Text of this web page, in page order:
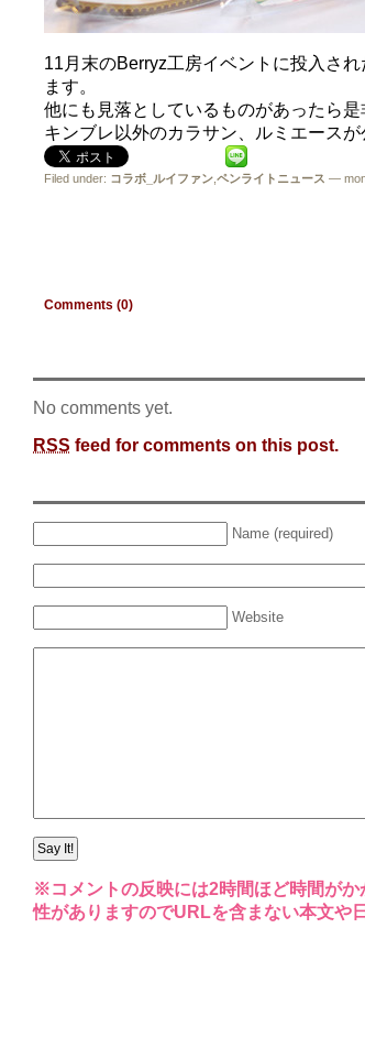
11月末のBerryz工房イベントに投入さ
ます。
他にも見落としているものがあったら是
キンブレ以外のカラサン、ルミエース
Filed under: コラボ_ルイファン ペンライトニュース —
Comments (0)
No comments yet.
RSS feed for comments on this post.
Name (required)
Website
※コメントの反映には2時間ほど時間が
性がありますのでURLを含まない本文や